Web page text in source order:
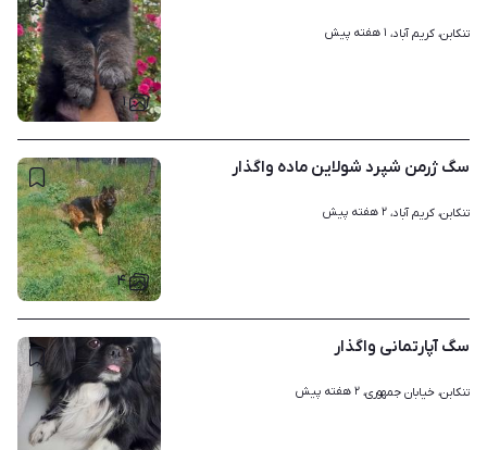
۱
تنکابن، کریم آباد، ۱ هفته پیش
۴
سگ ژرمن شپرد شولاین ماده واگذار
تنکابن، کریم آباد، ۲ هفته پیش
سگ آپارتمانی واگذار
تنکابن، خیابان جمهوری، ۲ هفته پیش